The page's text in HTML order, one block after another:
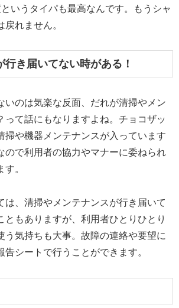
いうタイパも最高なんです。もうシャ
戻れません。
行き届いてない時がある！
いのは気楽な反面、だれが清掃やメン
って話にもなりますよね。チョコザッ
掃や機器メンテナンスが入っています
ので利用者の協力やマナーに委ねられ
。
は、清掃やメンテナンスが行き届いて
ともありますが、利用者ひとりひとり
う気持ちも大事。故障の連絡や要望に
シートで行うことができます。